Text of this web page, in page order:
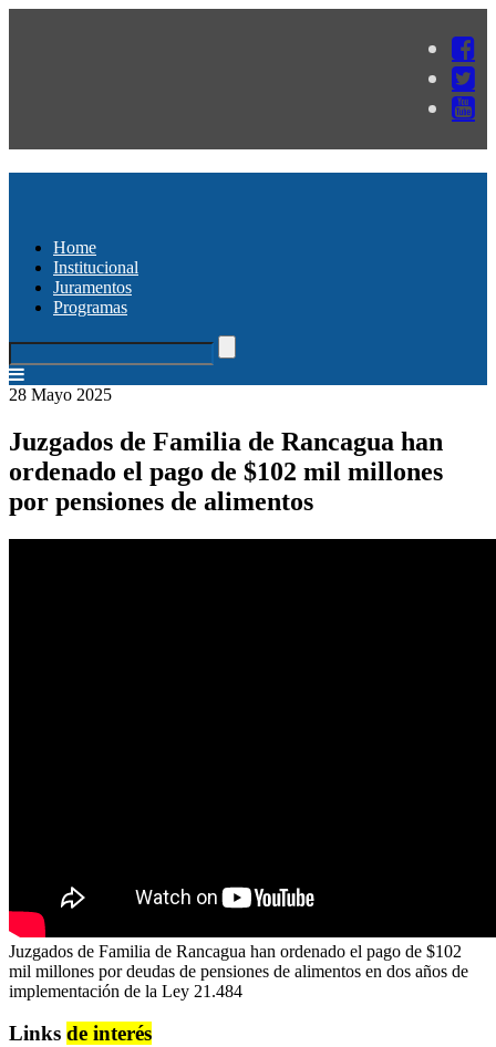
Home
Institucional
Juramentos
Programas
28 Mayo 2025
Juzgados de Familia de Rancagua han
ordenado el pago de $102 mil millones
por pensiones de alimentos
Juzgados de Familia de Rancagua han ordenado el pago de $102
mil millones por deudas de pensiones de alimentos en dos años de
implementación de la Ley 21.484
Links de interés